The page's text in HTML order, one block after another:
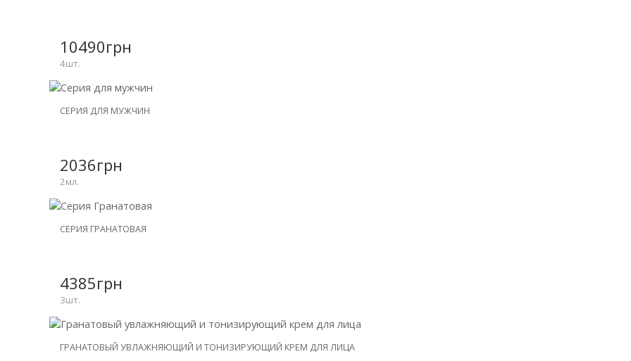
-25%
10490грн
4шт.
НОВИНКА
-15%
СЕРИЯ ДЛЯ МУЖЧИН
2036грн
2мл.
НОВИНКА
-20%
СЕРИЯ ГРАНАТОВАЯ
4385грн
3шт.
НОВИНКА
ГРАНАТОВЫЙ УВЛАЖНЯЮЩИЙ И ТОНИЗИРУЮЩИЙ КРЕМ ДЛЯ ЛИЦА